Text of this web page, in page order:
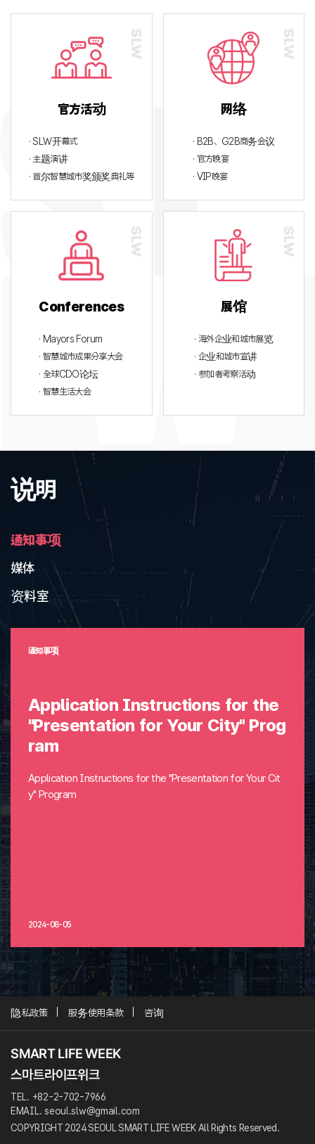
官方活动
· SLW开幕式
· 主题演讲
· 首尔智慧城市奖颁奖典礼等
网络
· B2B、G2B商务会议
· 官方晚宴
· VIP晚宴
Conferences
· Mayors Forum
· 智慧城市成果分享大会
· 全球CDO论坛
· 智慧生活大会
展馆
· 海外企业和城市展览
· 企业和城市宣讲
· 参加者考察活动
说明
通知事项
通知事项
Application Instructions for the
"Presentation for Your City" Prog
ram
Application Instructions for the "Presentation for Your Cit
y" Program
2024-08-05
媒体
资料室
隐私政策 服务使用条款 咨询
TEL. +82-2-702-7966
EMAIL. seoul.slw@gmail.com
COPYRIGHT 2024 SEOUL SMART LIFE WEEK All Rights Reserved.